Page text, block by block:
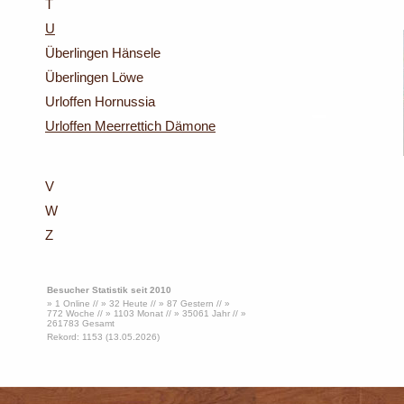
T
U
Überlingen Hänsele
Überlingen Löwe
Urloffen Hornussia
Urloffen Meerrettich Dämone
V
W
Z
Besucher Statistik seit 2010
» 1 Online // » 32 Heute // » 87 Gestern // »
772 Woche // » 1103 Monat // » 35061 Jahr // »
261783 Gesamt
Rekord: 1153 (13.05.2026)